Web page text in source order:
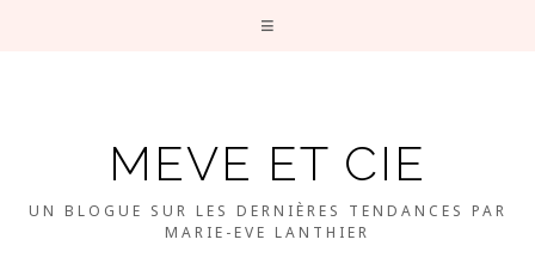
MEVE ET CIE
UN BLOGUE SUR LES DERNIÈRES TENDANCES PAR
MARIE-EVE LANTHIER